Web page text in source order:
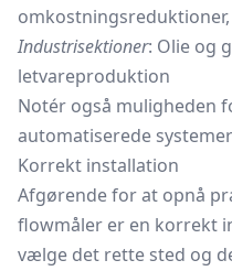
Industrisektioner: Olie og
letvareproduktion
Notér også muligheden
automatiserede systemer
Korrekt installation
Afgørende for at opnå
flowmåler er en korrekt
vælge det rette sted og